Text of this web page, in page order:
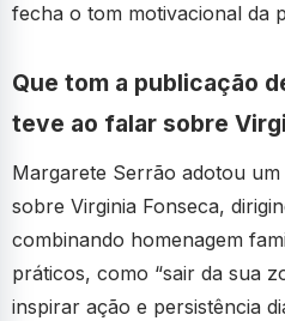
fecha o tom motivacional da
Que tom a publicação
teve ao falar sobre
Margarete Serrão adotou
sobre Virginia Fonseca,
combinando homenagem
práticos, como “sair da sua
inspirar ação e persistência